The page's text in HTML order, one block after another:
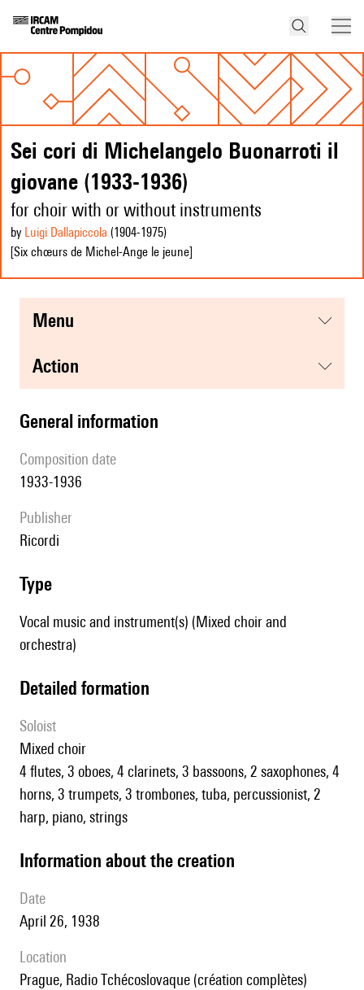
Sei cori di Michelangelo Buonarroti il
giovane (1933-1936)
for choir with or without instruments
by Luigi Dallapiccola (1904-1975)
[Six chœurs de Michel-Ange le jeune]
menu
action
general information
composition date
1933-1936
publisher
Ricordi
type
Vocal music and instrument(s) (Mixed choir and
orchestra)
detailed formation
Soloist
mixed choir
4 flutes, 3 oboes, 4 clarinets, 3 bassoons, 2 saxophones, 4
horns, 3 trumpets, 3 trombones, tuba, percussionist, 2
harp, piano, strings
information about the creation
date
April 26, 1938
location
Prague, Radio Tchécoslovaque (création complètes)